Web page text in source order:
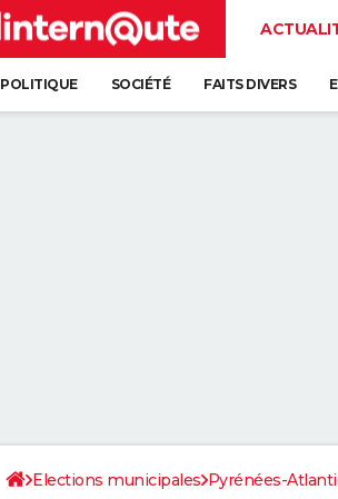
POLITIQUE SOCIÉTÉ FAITS DIVERS
Elections municipales Pyrénées-